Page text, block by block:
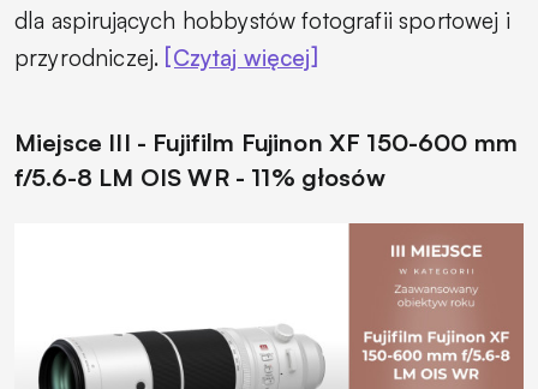
dla aspirujących hobbystów fotografii sportowej i
przyrodniczej. [Czytaj więcej]
Miejsce III - Fujifilm Fujinon XF 150-600 mm
f/5.6-8 LM OIS WR - 11% głosów